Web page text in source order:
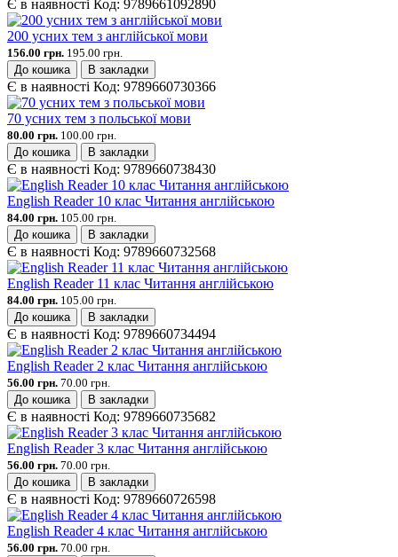
Є в наявності Код: 9789661092890
200 усних тем з англійської мови
156.00 грн. 195.00 грн.
До кошика
В закладки
Є в наявності Код: 9789660730366
70 усних тем з польської мови
80.00 грн. 100.00 грн.
До кошика
В закладки
Є в наявності Код: 9789660738430
English Reader 10 клас Читання англійською
84.00 грн. 105.00 грн.
До кошика
В закладки
Є в наявності Код: 9789660732568
English Reader 11 клас Читання англійською
84.00 грн. 105.00 грн.
До кошика
В закладки
Є в наявності Код: 9789660734494
English Reader 2 клас Читання англійською
56.00 грн. 70.00 грн.
До кошика
В закладки
Є в наявності Код: 9789660735682
English Reader 3 клас Читання англійською
56.00 грн. 70.00 грн.
До кошика
В закладки
Є в наявності Код: 9789660726598
English Reader 4 клас Читання англійською
56.00 грн. 70.00 грн.